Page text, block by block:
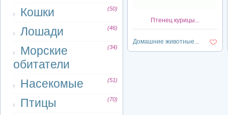
Кошки (50)
Лошади (46)
Морские
обитатели
(34)
Насекомые (51)
Птицы (70)
Птенец курицы...
Домашние животные...